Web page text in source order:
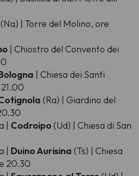
(Na) | Torre del Molino, ore
| Chiostro del Convento dei
| Chiesa dei Santi
(Ra) | Giardino del
| Codroipo(Ud) | Chiesa di San
| Duino Aurisina (Ts) | Chiesa
20.30